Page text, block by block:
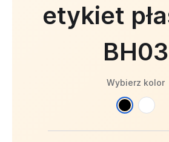
etykiet
BH03
Wybierz kolor